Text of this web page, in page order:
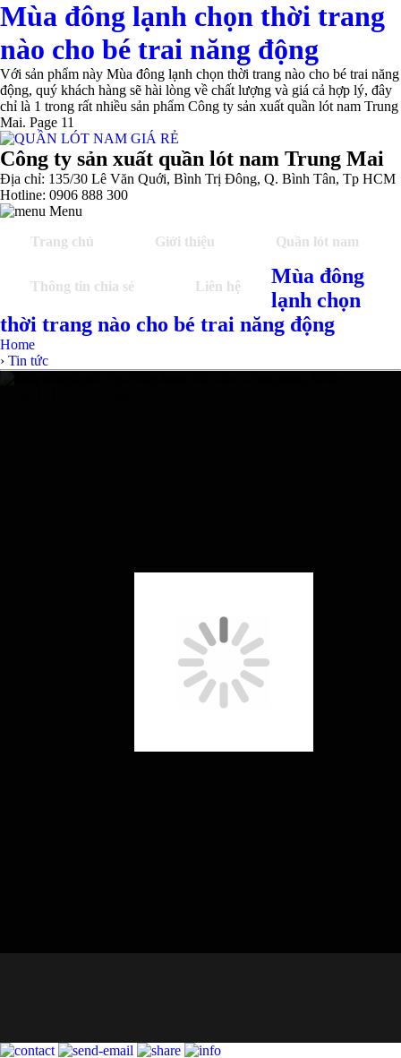
Mùa đông lạnh chọn thời trang
nào cho bé trai năng động
Với sản phẩm này Mùa đông lạnh chọn thời trang nào cho bé trai năng
động, quý khách hàng sẽ hài lòng về chất lượng và giá cả hợp lý, đây
chỉ là 1 trong rất nhiều sản phẩm Công ty sản xuất quần lót nam Trung
Mai. Page 11
Công ty sản xuất quần lót nam Trung Mai
Địa chỉ: 135/30 Lê Văn Quới, Bình Trị Đông, Q. Bình Tân, Tp HCM
Hotline: 0906 888 300
Menu
Trang chủ
Giới thiệu Quần lót nam
Thông tin chia sẻ Liên hệ
Mùa đông
lạnh chọn
thời trang nào cho bé trai năng động
Home
› Tin tức